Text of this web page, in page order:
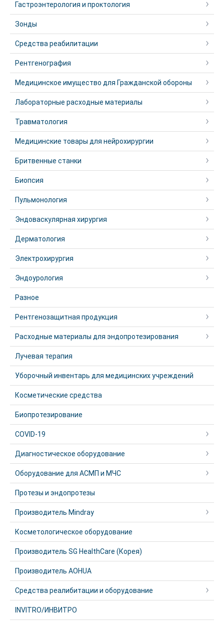
Гастроэнтерология и проктология
Зонды
Средства реабилитации
Рентгенография
Медицинское имущество для Гражданской обороны
Лабораторные расходные материалы
Травматология
Медицинские товары для нейрохирургии
Бритвенные станки
Биопсия
Пульмонология
Эндоваскулярная хирургия
Дерматология
Электрохирургия
Эндоурология
Разное
Рентгенозащитная продукция
Расходные материалы для эндопротезирования
Лучевая терапия
Уборочный инвентарь для медицинских учреждений
Косметические средства
Биопротезирование
COVID-19
Диагностическое оборудование
Оборудование для АСМП и МЧС
Протезы и эндопротезы
Производитель Mindray
Косметологическое оборудование
Производитель SG HealthCare (Корея)
Производитель AOHUA
Средства реалибитации и оборудование
INVITRO/ИНВИТРО